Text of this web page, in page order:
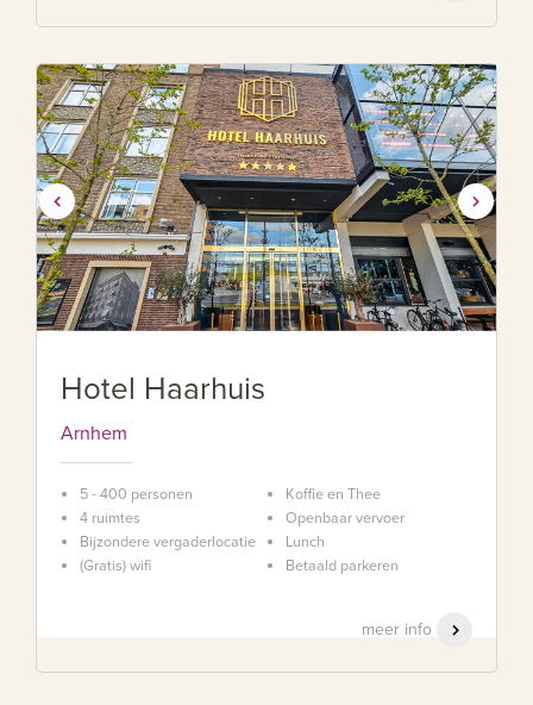
Hotel Haarhuis
Arnhem
5 - 400 personen
4 ruimtes
Bijzondere vergaderlocatie
(Gratis) wifi
Koffie en Thee
Openbaar vervoer
Lunch
Betaald parkeren
meer info